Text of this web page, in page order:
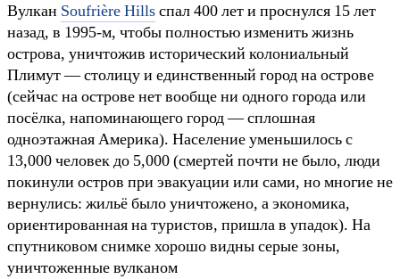
Вулкан Soufrière Hillsспал 400 лет и проснулся 15 лет
назад, в 1995-м, чтобы полностью изменить жизнь
острова, уничтожив исторический колониальный
Плимут — столицу и единственный город на острове
(сейчас на острове нет вообще ни одного города или
посёлка, напоминающего город — сплошная
одноэтажная Америка). Население уменьшилось с
13,000 человек до 5,000 (смертей почти не было, люди
покинули остров при эвакуации или сами, но многие не
вернулись: жильё было уничтожено, а экономика,
ориентированная на туристов, пришла в упадок). На
спутниковом снимке хорошо видны серые зоны,
уничтоженные вулканом